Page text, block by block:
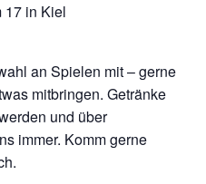
17 in Kiel
an Spielen mit – gerne
mitbringen. Getränke
und über
immer. Komm gerne